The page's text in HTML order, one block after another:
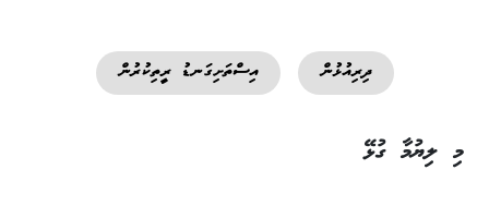
ދިރިއުޅުން އިސްތަށިގަނޑު ރީތިކުރުން
މި ލިޔުމާ ގުޅޭ